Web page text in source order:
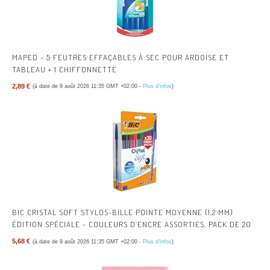
MAPED - 5 FEUTRES EFFAÇABLES À SEC POUR ARDOISE ET
TABLEAU + 1 CHIFFONNETTE
2,89 € (à date de 9 août 2026 11:35 GMT +02:00 - Plus d’infos)
BIC CRISTAL SOFT STYLOS-BILLE POINTE MOYENNE (1,2 MM)
ÉDITION SPÉCIALE - COULEURS D’ENCRE ASSORTIES, PACK DE 20
5,68 € (à date de 9 août 2026 11:35 GMT +02:00 - Plus d’infos)